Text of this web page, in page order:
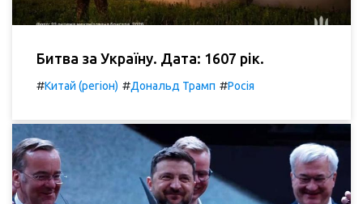
Битва за Україну. Дата: 1607 рік.
#Китай (регіон) #Дональд Трамп #Росія